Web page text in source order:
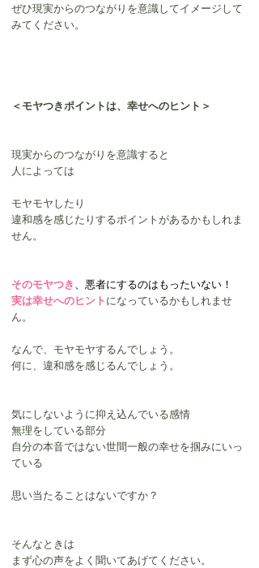
ぜひ現実からのつながりを意識してイメージして
みてください。
＜モヤつきポイントは、幸せへのヒント＞
現実からのつながりを意識すると
人によっては
モヤモヤしたり
違和感を感じたりするポイントがあるかもしれま
せん。
そのモヤつき 、悪者にするのはもったいない！
実は幸せへのヒント になっているかもしれませ
ん。
なんで、モヤモヤするんでしょう。
何に、違和感を感じるんでしょう。
気にしないように抑え込んでいる感情
無理をしている部分
自分の本音ではない世間一般の幸せを掴みにいっ
ている
思い当たることはないですか？
そんなときは
まず心の声をよく聞いてあげてください。